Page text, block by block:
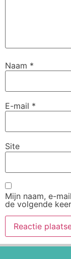
Naam *
E-mail *
Site
Mijn naam, e-
de volgende